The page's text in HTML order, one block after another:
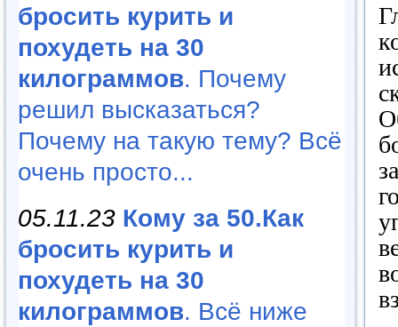
бросить курить и
похудеть на 30
килограммов. Почему
решил высказаться?
Почему на такую тему? Всё
очень просто...
05.11.23 Кому за 50.Как
бросить курить и
похудеть на 30
килограммов. Всё ниже